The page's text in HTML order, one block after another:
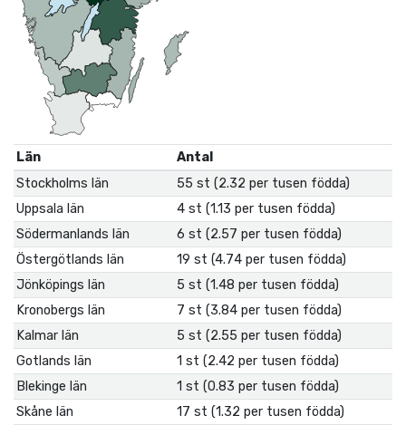
Län
Antal
Stockholms län
55 st (2.32 per tusen födda)
Uppsala län
4 st (1.13 per tusen födda)
Södermanlands län
6 st (2.57 per tusen födda)
Östergötlands län
19 st (4.74 per tusen födda)
Jönköpings län
5 st (1.48 per tusen födda)
Kronobergs län
7 st (3.84 per tusen födda)
Kalmar län
5 st (2.55 per tusen födda)
Gotlands län
1 st (2.42 per tusen födda)
Blekinge län
1 st (0.83 per tusen födda)
Skåne län
17 st (1.32 per tusen födda)